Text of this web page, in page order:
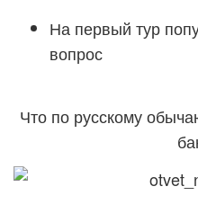
На первый тур
вопрос
Что по русскому